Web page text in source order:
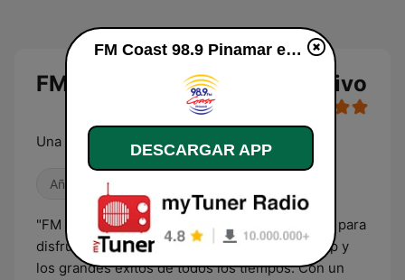
FM Coast 98.9 Pinamar en vivo
Una nueva actitud
Años 80
"FM Coast Pinamar, desde Pinamar, es tu radio para
disfrutar de la mejor música nacional, rock, pop y
los grandes éxitos de todos los tiempos. Con un
FM Coast 98.9 Pinamar en vivo
DESCARGAR APP